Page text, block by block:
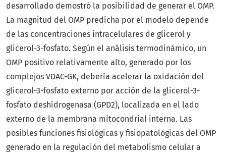
desarrollado demostró la posibilidad de generar el OMP.
La magnitud del OMP predicha por el modelo depende
de las concentraciones intracelulares de glicerol y
glicerol-3-fosfato. Según el análisis termodinámico, un
OMP positivo relativamente alto, generado por los
complejos VDAC-GK, debería acelerar la oxidación del
glicerol-3-fosfato externo por acción de la glicerol-3-
fosfato deshidrogenasa (GPD2), localizada en el lado
externo de la membrana mitocondrial interna. Las
posibles funciones fisiológicas y fisiopatológicas del OMP
generado en la regulación del metabolismo celular a